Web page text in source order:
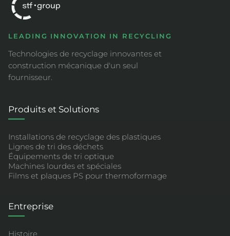
LEADING INNOVATION IN RECYCLING
Technologies de recyclage innovantes et
construction mécanique d'un seul
fournisseur.
Produits et Solutions
Installations de recyclage des plastiques
Lignes de tri des déchets
Équipements de tri optique
Machines lourdes et spéciales
Films et plaques PS pour thermoformage
Entreprise
Histoire